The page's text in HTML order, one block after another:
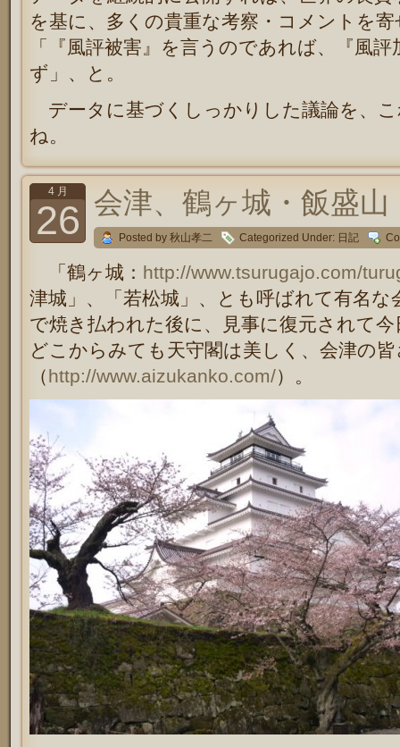
を基に、多くの貴重な考察・コメントを
「『風評被害』を言うのであれば、『風
ず」、と。
データに基づくしっかりした議論を、
ね。
4 月
26 会津、鶴ヶ城・飯盛山
Posted by 秋山孝二 Categorized Under: 日記
「鶴ヶ城： http://www.tsurugajo.com/
津城」、「若松城」、とも呼ばれて有名
で焼き払われた後に、見事に復元されて
どこからみても天守閣は美しく、会津の
（http://www.aizukanko.com/）。